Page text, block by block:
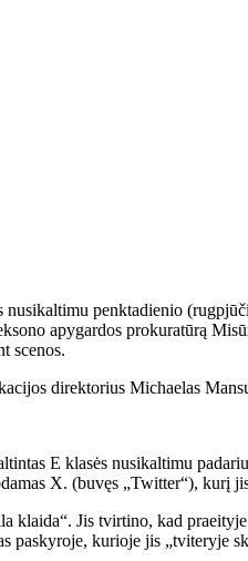
penktadienio
apygardos prokuratūrą
scenos.
direktorius Michaelas
E klasės nusikaltimu
X. (buvęs „Twitter“), kurį
Jis tvirtino, kad
paskyroje, kurioje jis „tviteryje